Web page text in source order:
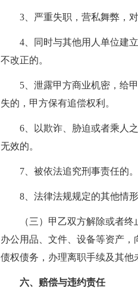
3、严重失职，营私舞弊，
4、同时与其他用人单位建
不改正的。
5、泄露甲方商业机密，给
失的，甲方保有追偿权利。
6、以欺诈、胁迫或者乘人
无效的。
7、被依法追究刑事责任的。
8、法律法规规定的其他情形
（三）甲乙双方解除或者
办公用品、文件、设备等资产
债权债务，办理离职手续及其他
六、赔偿与违约责任